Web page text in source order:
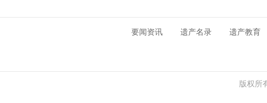
要闻资讯 遗产名录 遗产教育
版权所